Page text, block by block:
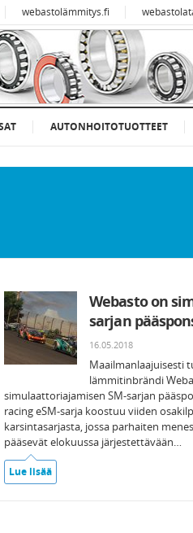
webastolämmitys.fi
AUTONHOITOTUOTTEET
Webasto on
sarjan
16.05.2018
Maailmanlaajuisesti
lämmitinbrändi
simulaattoriajamisen SM-sarjan
racing eSM-sarja koostuu viiden
karsintasarjasta, jossa parhaiten
pääsevät elokuussa järjestettävään…
Lue lisää